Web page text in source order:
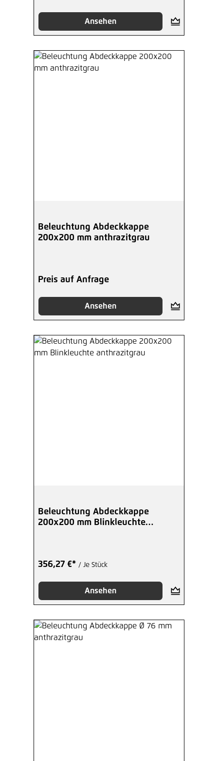
Ansehen
Beleuchtung Abdeckkappe
200x200 mm anthrazitgrau
Preis auf Anfrage
Ansehen
Beleuchtung Abdeckkappe
200x200 mm Blinkleuchte
356,27 €* / Je Stück
Ansehen